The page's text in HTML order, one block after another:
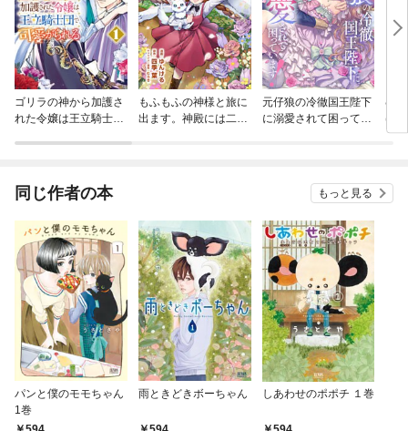
ゴリラの神から加護さ
れた令嬢は王立騎士団
もふもふの神様と旅に
出ます。神殿には二度
元仔狼の冷徹国王陛下
に溺愛されて困ってい
む
げる
同じ作者の本 もっと見る
パンと僕のモモちゃん
1巻
雨ときどきボーちゃん しあわせのポポチ １巻